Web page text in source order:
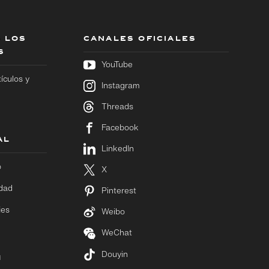
LOS
y
CANALES OFICIALES
YouTube
Instagram
Threads
Facebook
LinkedIn
X
Pinterest
Weibo
WeChat
Douyin